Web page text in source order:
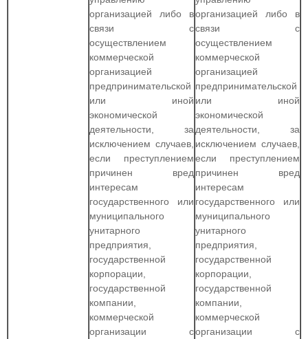
организацией либо в
связи с
осуществлением
коммерческой
организацией
предпринимательской
или иной
экономической
деятельности, за
исключением случаев,
если преступлением
причинен вред
интересам
государственного или
муниципального
унитарного
предприятия,
государственной
корпорации,
государственной
компании,
коммерческой
организации с
организацией либо в
связи с
осуществлением
коммерческой
организацией
предпринимательской
или иной
экономической
деятельности, за
исключением случаев,
если преступлением
причинен вред
интересам
государственного или
муниципального
унитарного
предприятия,
государственной
корпорации,
государственной
компании,
коммерческой
организации с